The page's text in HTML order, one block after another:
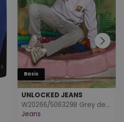
Basis
UNLOCKED JEANS
W20266/506329B Grey denim
Jeans